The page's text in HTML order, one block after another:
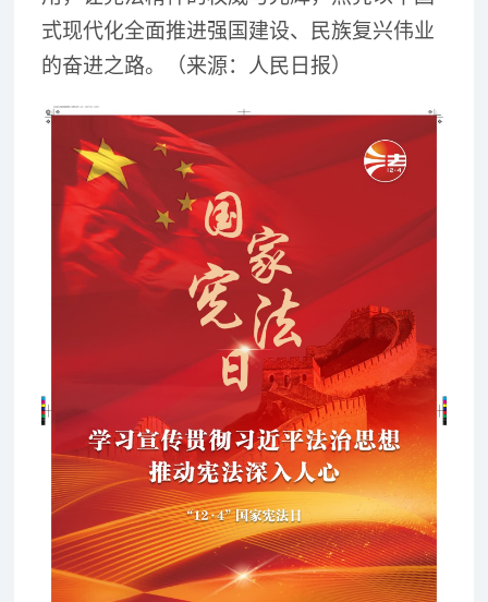
式现代化全面推进强国建设、民族复兴伟业
的奋进之路。（来源：人民日报）